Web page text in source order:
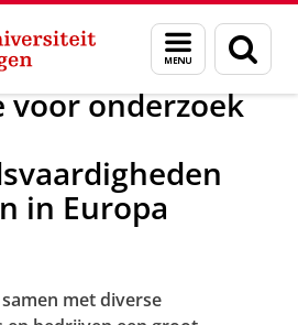
Menu
en
zoeken
Nieuwsberichten
voor onderzoek
in Europa
samen met diverse